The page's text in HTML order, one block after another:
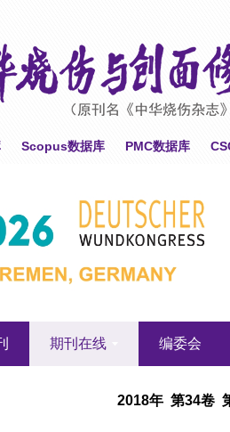
Scopus数据库 PMC数据库
期刊在线 编委会
2018年 第34卷